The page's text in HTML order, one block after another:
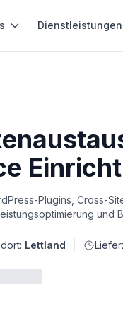
Dienstleistungen
Plugins, Cross-
und
Lettland